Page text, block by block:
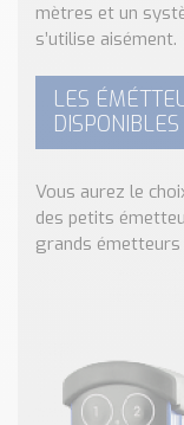
mètres et un
s’utilise aisément.
LES
DISPONIBLES
Vous aurez le
des petits
grands émetteurs